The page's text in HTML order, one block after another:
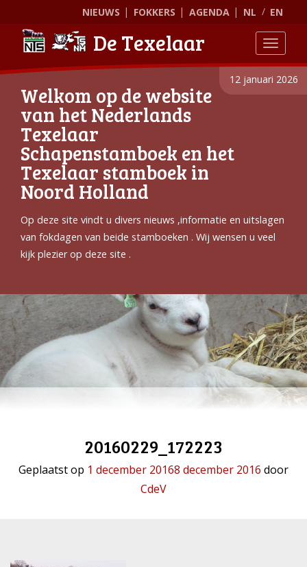
NIEUWS FOKKERS AGENDA NL EN
De Texelaar
12 januari 2026
Welkom op de website
van het Nederlands
Texelaar
Schapenstamboek en het
Texelaar stamboek in
Noord Holland
Op deze site vindt u divers nieuws ,informatie en uitslagen
van fokdagen van beide stamboeken . Wij wensen u veel
kijk plezier op deze site .
20160229_172223
Geplaatst op 1 december 20168 december 2016 door
CdeV